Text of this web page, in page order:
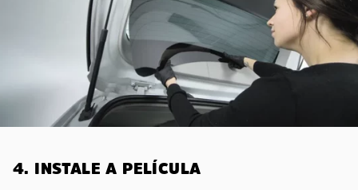
4. INSTALE A PELÍCULA